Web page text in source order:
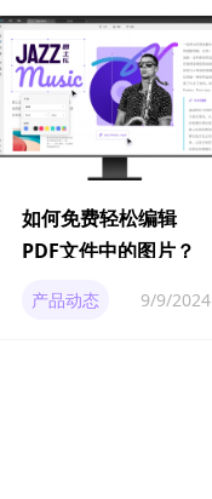
如何免费轻松编辑
PDF文件中的图片？
产品动态 9/9/2024